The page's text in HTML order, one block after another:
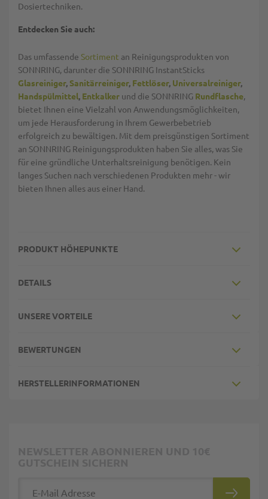
Dosiertechniken.
Entdecken Sie auch:
Das umfassende Sortiment an Reinigungsprodukten von
SONNRING, darunter die SONNRING InstantSticks
Glasreiniger, Sanitärreiniger, Fettlöser, Universalreiniger,
Handspülmittel, Entkalker und die SONNRING Rundflasche,
bietet Ihnen eine Vielzahl von Anwendungsmöglichkeiten,
um jede Herausforderung in Ihrem Gewerbebetrieb
erfolgreich zu bewältigen. Mit dem preisgünstigen Sortiment
an SONNRING Reinigungsprodukten haben Sie alles, was Sie
für eine gründliche Unterhaltsreinigung benötigen. Kein
langes Suchen nach verschiedenen Produkten mehr - wir
bieten Ihnen alles aus einer Hand.
PRODUKT HÖHEPUNKTE
DETAILS
UNSERE VORTEILE
BEWERTUNGEN
HERSTELLERINFORMATIONEN